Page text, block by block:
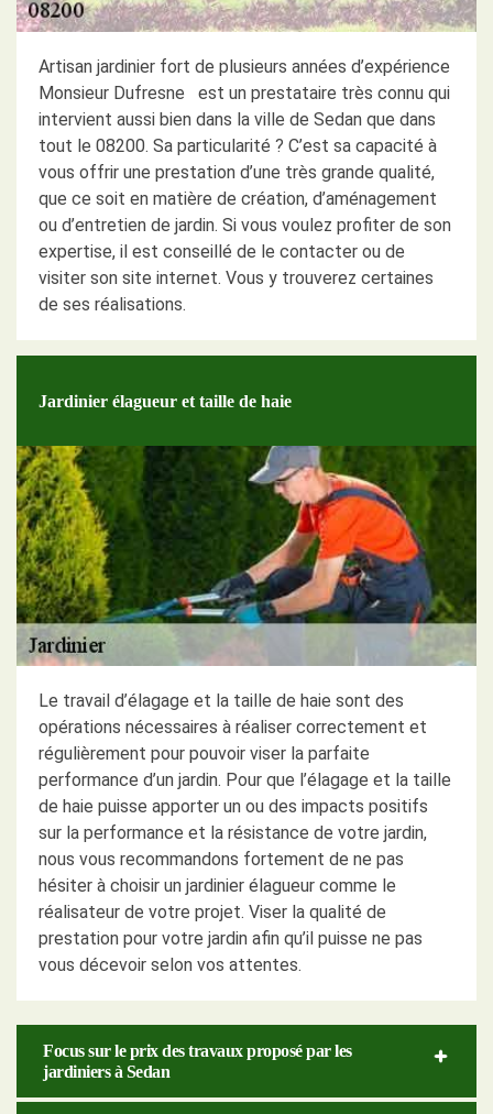
Artisan jardinier fort de plusieurs années d’expérience
Monsieur Dufresne est un prestataire très connu qui
intervient aussi bien dans la ville de Sedan que dans
tout le 08200. Sa particularité ? C’est sa capacité à
vous offrir une prestation d’une très grande qualité,
que ce soit en matière de création, d’aménagement
ou d’entretien de jardin. Si vous voulez profiter de son
expertise, il est conseillé de le contacter ou de
visiter son site internet. Vous y trouverez certaines
de ses réalisations.
Jardinier élagueur et taille de haie
Le travail d’élagage et la taille de haie sont des
opérations nécessaires à réaliser correctement et
régulièrement pour pouvoir viser la parfaite
performance d’un jardin. Pour que l’élagage et la taille
de haie puisse apporter un ou des impacts positifs
sur la performance et la résistance de votre jardin,
nous vous recommandons fortement de ne pas
hésiter à choisir un jardinier élagueur comme le
réalisateur de votre projet. Viser la qualité de
prestation pour votre jardin afin qu’il puisse ne pas
vous décevoir selon vos attentes.
Focus sur le prix des travaux proposé par les
jardiniers à Sedan